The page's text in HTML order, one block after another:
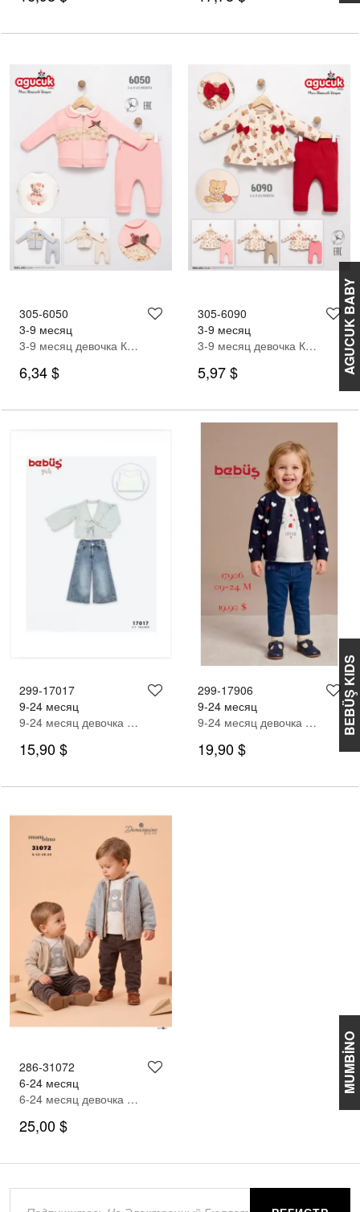
AGUCUK BABY
305-6050
3-9 месяц
3-9 месяц девочка Кардиган брюки костюм
6,34 $
305-6090
3-9 месяц
3-9 месяц девочка Кардиган брюки костюм
5,97 $
BEBÜŞ KIDS
299-17017
9-24 месяц
9-24 месяц девочка Кардиган брюки костюм
15,90 $
299-17906
9-24 месяц
9-24 месяц девочка Кардиган брюки костюм
19,90 $
MUMBİNO
286-31072
6-24 месяц
6-24 месяц девочка Кардиган брюки костюм
25,00 $